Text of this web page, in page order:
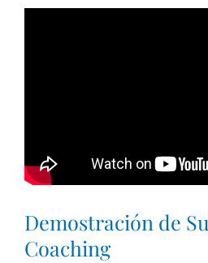
Demostración de
Coaching